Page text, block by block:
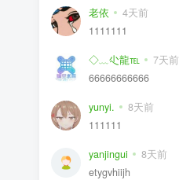
老依 4天前
1111111
◇﹏尐龍℡ 7天前
66666666666
yunyi. 8天前
111111
yanjingui 8天前
etygvhiijh